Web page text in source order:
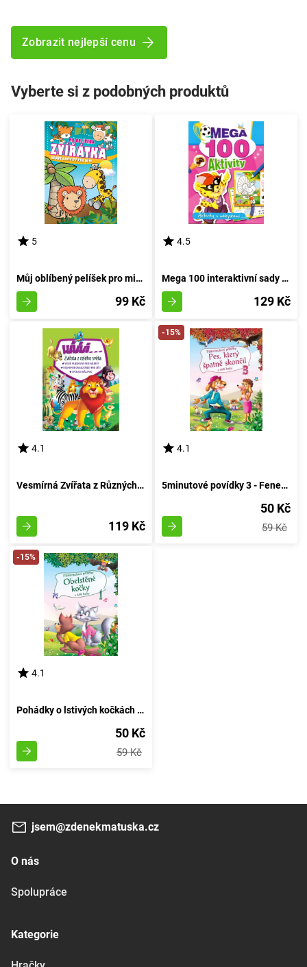
Zobrazit nejlepší cenu
Vyberte si z podobných produktů
5
Můj oblíbený pelíšek pro miminka
99 Kč
4.5
Mega 100 interaktivní sady s samolepkami PUMA
129 Kč
4.1
Vesmírná Zvířata z Různých Koutů Světa
119 Kč
-15%
4.1
5minutové povídky 3 - Feneček, jenž nevyšel dobře
50 Kč
59 Kč
-15%
4.1
Pohádky o lstivých kočkách a jiné vyprávěnky - 5 minutové kousky
50 Kč
59 Kč
jsem@zdenekmatuska.cz
O nás
Spolupráce
Kategorie